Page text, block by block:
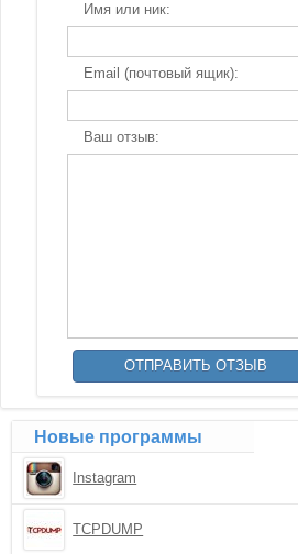
Имя или ник:
Email (почтовый ящик):
Ваш отзыв:
Новые программы
Instagram
TCPDUMP